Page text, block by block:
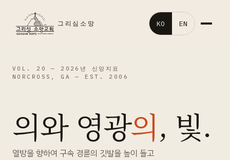
그리심소망 KO EN
말씀영상
교회행사
VOL. 20 — 2026년 신앙지표
NORCROSS, GA — EST. 2006
의와 영광의, 빛.
열방을 향하여 구속 경륜의 깃발을 높이 들고